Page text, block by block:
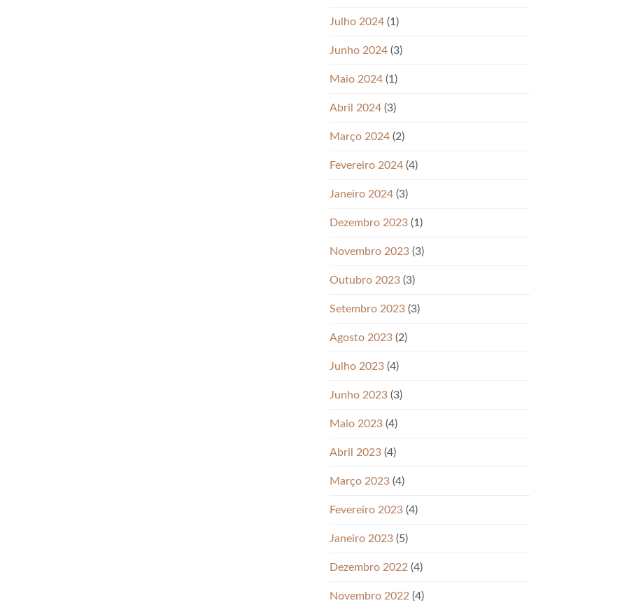
Julho 2024 (1)
Junho 2024 (3)
Maio 2024 (1)
Abril 2024 (3)
Março 2024 (2)
Fevereiro 2024 (4)
Janeiro 2024 (3)
Dezembro 2023 (1)
Novembro 2023 (3)
Outubro 2023 (3)
Setembro 2023 (3)
Agosto 2023 (2)
Julho 2023 (4)
Junho 2023 (3)
Maio 2023 (4)
Abril 2023 (4)
Março 2023 (4)
Fevereiro 2023 (4)
Janeiro 2023 (5)
Dezembro 2022 (4)
Novembro 2022 (4)